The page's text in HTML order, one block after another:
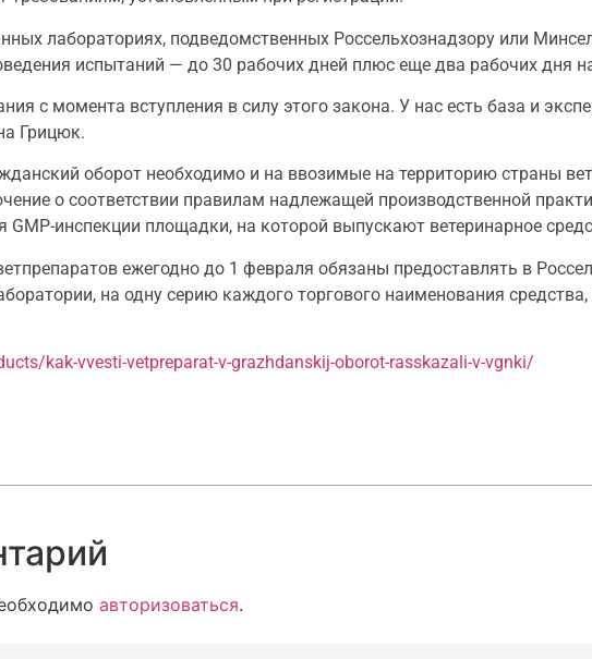
лабораториях, подведомственных Россельхознадзору или
испытаний — до 30 рабочих дней плюс еще два рабочих дня
с момента вступления в силу этого закона. У нас есть база и
Грицюк.
оборот необходимо и на ввозимые на территорию страны
о соответствии правилам надлежащей производственной
GMP-инспекции площадки, на которой выпускают ветеринарное
ежегодно до 1 февраля обязаны предоставлять в
на одну серию каждого торгового наименования средства,
kak-vvesti-vetpreparat-v-grazhdanskij-oborot-rasskazali-v-vgnki/
авторизоваться.